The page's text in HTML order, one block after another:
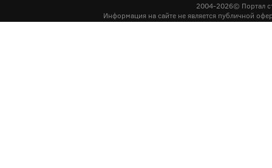
2004-2026© Портал
Информация на сайте не является публичной